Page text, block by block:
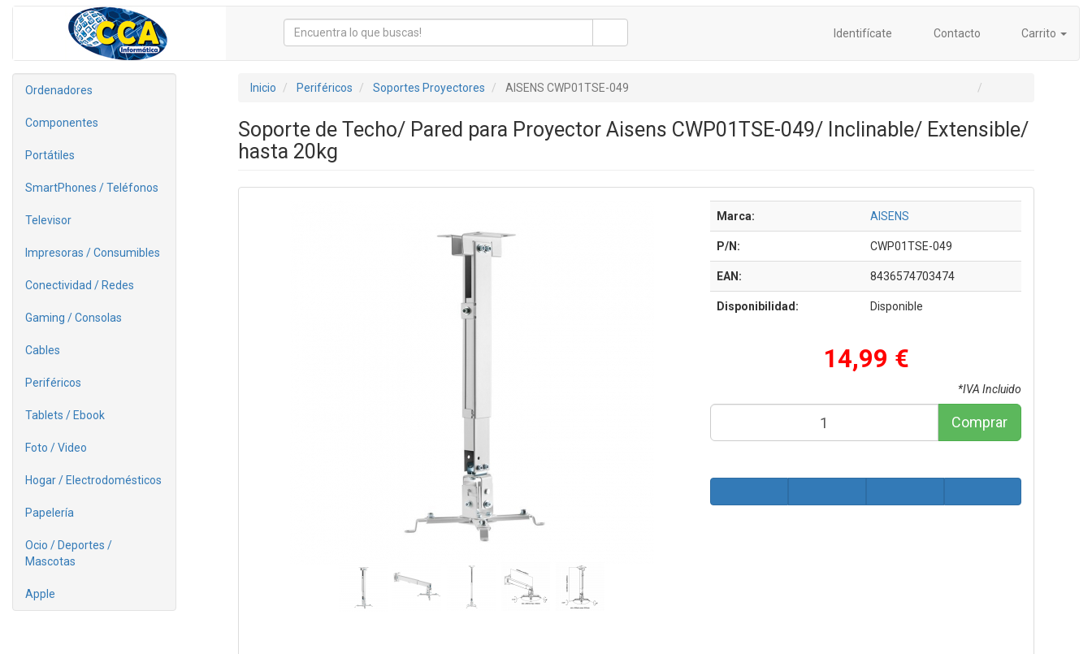
Identifícate Contacto Carrito
Ordenadores
Componentes
Portátiles
SmartPhones / Teléfonos
Televisor
Impresoras / Consumibles
Conectividad / Redes
Gaming / Consolas
Cables
Periféricos
Tablets / Ebook
Foto / Video
Hogar / Electrodomésticos
Papelería
Ocio / Deportes /
Mascotas
Apple
Inicio Periféricos Soportes Proyectores AISENS CWP01TSE-049
Soporte de Techo/ Pared para Proyector Aisens CWP01TSE-049/ Inclinable/ Extensible/
hasta 20kg
Marca: AISENS
P/N: CWP01TSE-049
EAN: 8436574703474
Disponibilidad: Disponible
14,99 €
*IVA Incluido
Comprar